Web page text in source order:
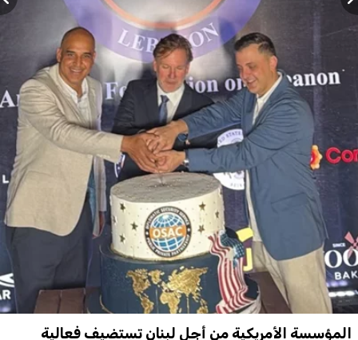
المؤسسة الأمريكية من أجل لبنان تستضيف فعالية